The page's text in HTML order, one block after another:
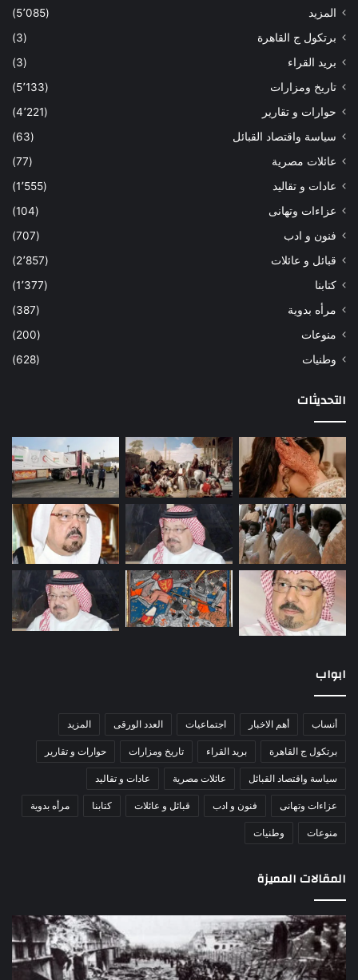
المزيد
(5٬085)
برتكول ج القاهرة
(3)
بريد القراء
(3)
تاريخ ومزارات
(5٬133)
حوارات و تقارير
(4٬221)
سياسة واقتصاد القبائل
(63)
عائلات مصرية
(77)
عادات و تقاليد
(1٬555)
عزاءات وتهانى
(104)
فنون و ادب
(707)
قبائل و عائلات
(2٬857)
كتابنا
(1٬377)
مرأه بدوية
(387)
منوعات
(200)
وطنيات
(628)
التحديثات
ابواب
أنساب أهم الاخبار اجتماعيات العدد الورقى المزيد
برتكول ج القاهرة بريد القراء تاريخ ومزارات حوارات و تقارير
سياسة واقتصاد القبائل عائلات مصرية عادات و تقاليد
عزاءات وتهانى فنون و ادب قبائل و عائلات كتابنا مرأه بدوية
منوعات وطنيات
المقالات المميزة
اللواء
دكتور
راضي
عبدالمعطي